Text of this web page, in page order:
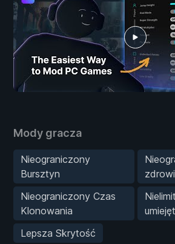
Mody gracza
Nieograniczony
Bursztyn
Nieograniczony Czas
Klonowania
Lepsza Skrytość